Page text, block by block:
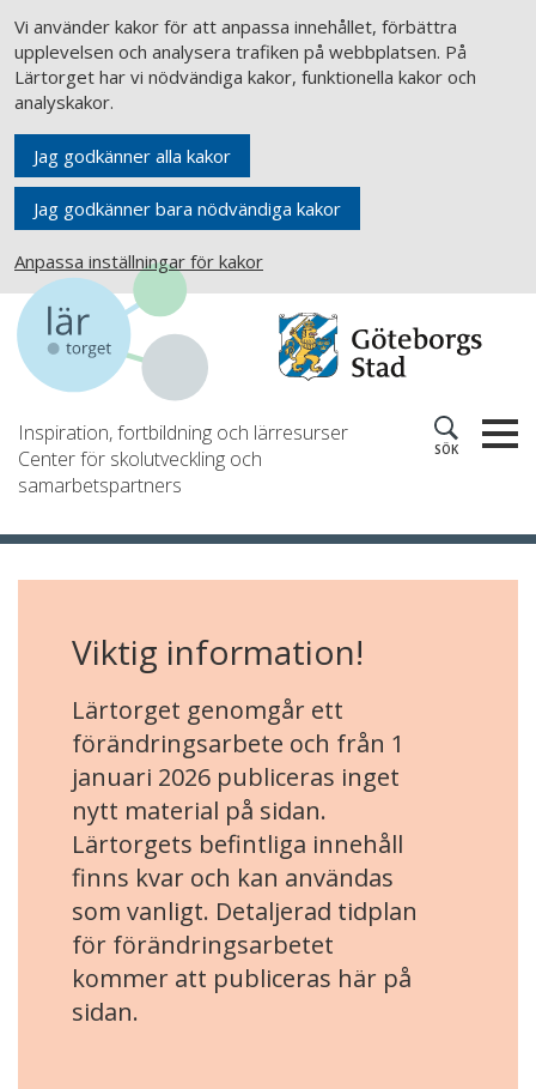
Vi använder kakor för att anpassa innehållet, förbättra
upplevelsen och analysera trafiken på webbplatsen. På
Lärtorget har vi nödvändiga kakor, funktionella kakor och
analyskakor.
Jag godkänner alla kakor
Jag godkänner bara nödvändiga kakor
Anpassa inställningar för kakor
Inspiration, fortbildning och lärresurser
Center för skolutveckling och
samarbetspartners
SÖK
Viktig information!
Lärtorget genomgår ett
förändringsarbete och från 1
januari 2026 publiceras inget
nytt material på sidan.
Lärtorgets befintliga innehåll
finns kvar och kan användas
som vanligt. Detaljerad tidplan
för förändringsarbetet
kommer att publiceras här på
sidan.